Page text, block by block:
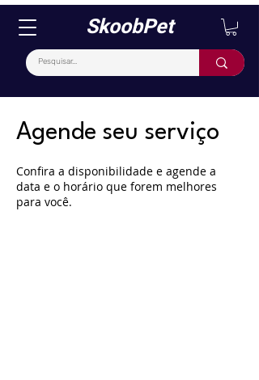
SkoobPet
Agende seu serviço
Confira a disponibilidade e agende a
data e o horário que forem melhores
para você.